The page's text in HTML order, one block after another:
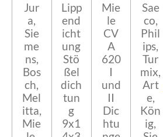
Jur
a,
Sie
me
ns,
Bos
ch,
Mel
itta,
Mie
Lipp
end
icht
ung
Stö
ßel
dich
tun
g
9x1
Mie
le
CV
A
620
I
und
II
Dic
htu
Sae
co,
Phil
ips,
Tur
mix,
Art
e,
Kön
ig,